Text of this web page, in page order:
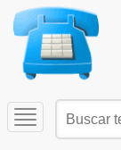
Toggle
navigation